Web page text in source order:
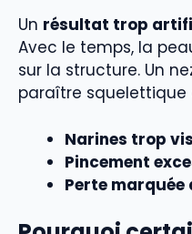
Un résultat trop
Avec le temps, la
sur la structure. Un
paraître
Narines trop
Pincement
Perte marquée